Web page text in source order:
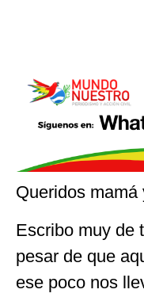
Queridos mamá
Escribo muy de
pesar de que
ese poco nos